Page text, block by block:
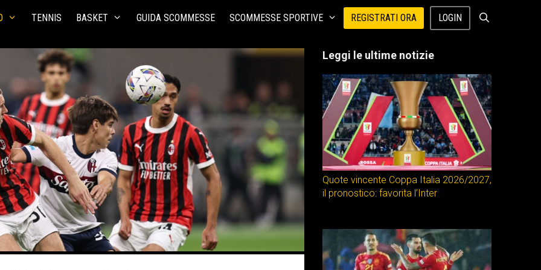
TENNIS BASKET GUIDA SCOMMESSE SCOMMESSE SPORTIVE REGISTRATI ORA LOGIN
Leggi le ultime notizie
Quote vincente Coppa Italia 2026/2027,
il pronostico: favorita l’Inter